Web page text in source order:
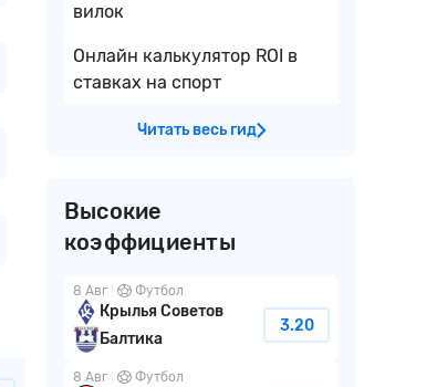
вилок
Онлайн калькулятор ROI в
ставках на спорт
Читать весь гид
Высокие
коэффициенты
8 Авг Футбол
Крылья Советов
Балтика
3.20
8 Авг Футбол